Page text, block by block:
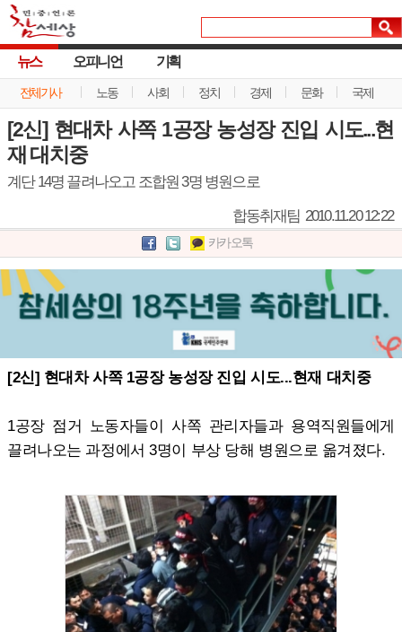
뉴스
전체기사 노동 사회 정치 경제 문화 국제
오피니언 기획
[2신] 현대차 사쪽 1공장 농성장 진입 시도...현
재 대치중
계단 14명 끌려나오고 조합원 3명 병원으로
합동취재팀 2010.11.20 12:22
카카오톡
[2신] 현대차 사쪽 1공장 농성장 진입 시도...현재 대치중
1공장 점거 노동자들이 사쪽 관리자들과 용역직원들에게
끌려나오는 과정에서 3명이 부상 당해 병원으로 옮겨졌다.